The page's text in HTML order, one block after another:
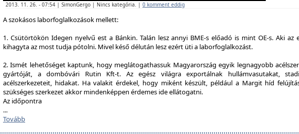
2013. 11. 26. - 07:54 | SimonGergo | Nincs kategória. | 0 komment eddig
A szokásos laborfoglalkozások mellett:
1. Csütörtökön Idegen nyelvű est a Bánkin. Talán lesz annyi BME-s előadó is mint OE-s. Aki az
kihagyta az most tudja pótolni. Mivel késő délután lesz ezért üti a laborfoglalkozást.
2. Ismét lehetőséget kaptunk, hogy meglátogathassuk Magyarország egyik legnagyobb
gyártóját, a dombóvári Rutin Kft-t. Az egész világra exportálnak hullámvasutakat,
acélszerkezeteit, hidakat. Ha valakit érdekel, hogy miként készült, például a Margit híd
szükséges szerkezet akkor mindenképpen érdemes ide ellátogatni.
Az időpontra
...
Tovább